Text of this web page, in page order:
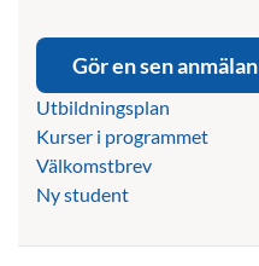
Gör en sen anmälan
Utbildningsplan
Kurser i programmet
Välkomstbrev
Ny student